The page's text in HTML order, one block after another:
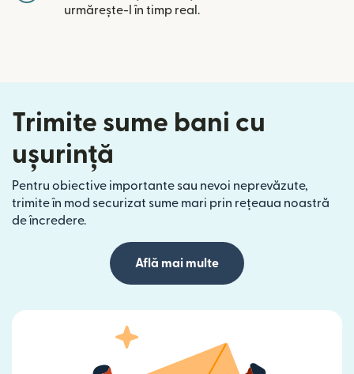
urmărește-l în timp real.
Trimite sume bani cu
ușurință
Pentru obiective importante sau nevoi neprevăzute,
trimite în mod securizat sume mari prin rețeaua noastră
de încredere.
Află mai multe